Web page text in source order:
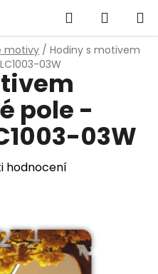
Hledat
KOŠÍK
motivy / Hodiny s motivem
03W
pole -
03W
hodnocení